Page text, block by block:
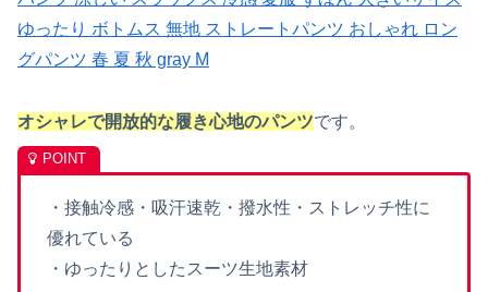
ゆったり ボトムス 無地 ストレートパンツ おしゃれ ロン
グパンツ 春 夏 秋 gray M
オシャレで開放的な履き心地のパンツです。
・ 接触冷感・吸汗速乾・撥水性・ストレッチ性に
優れている
・ゆったりとしたスーツ生地素材